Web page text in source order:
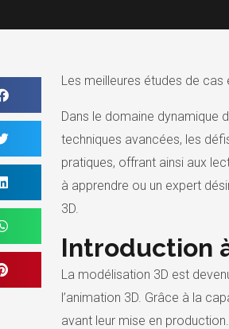
Les meilleures études de cas
Dans le domaine dynamique
techniques avancées, les
pratiques, offrant ainsi aux
à apprendre ou un expert
3D.
Introduction
La modélisation 3D est
l’animation 3D. Grâce à la
avant leur mise en